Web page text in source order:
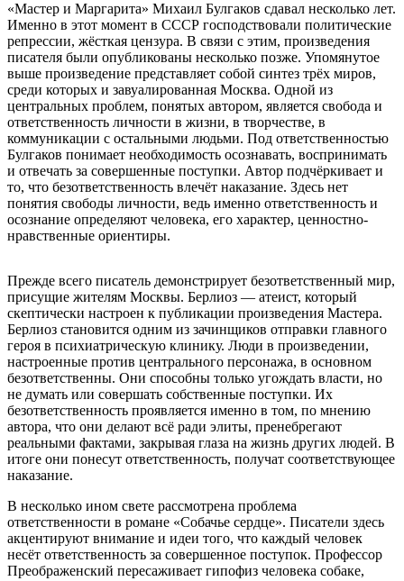
«Мастер и Маргарита» Михаил Булгаков сдавал несколько лет.
Именно в этот момент в СССР господствовали политические
репрессии, жёсткая цензура. В связи с этим, произведения
писателя были опубликованы несколько позже. Упомянутое
выше произведение представляет собой синтез трёх миров,
среди которых и завуалированная Москва. Одной из
центральных проблем, понятых автором, является свобода и
ответственность личности в жизни, в творчестве, в
коммуникации с остальными людьми. Под ответственностью
Булгаков понимает необходимость осознавать, воспринимать
и отвечать за совершенные поступки. Автор подчёркивает и
то, что безответственность влечёт наказание. Здесь нет
понятия свободы личности, ведь именно ответственность и
осознание определяют человека, его характер, ценностно-
нравственные ориентиры.
Прежде всего писатель демонстрирует безответственный мир,
присущие жителям Москвы. Берлиоз — атеист, который
скептически настроен к публикации произведения Мастера.
Берлиоз становится одним из зачинщиков отправки главного
героя в психиатрическую клинику. Люди в произведении,
настроенные против центрального персонажа, в основном
безответственны. Они способны только угождать власти, но
не думать или совершать собственные поступки. Их
безответственность проявляется именно в том, по мнению
автора, что они делают всё ради элиты, пренебрегают
реальными фактами, закрывая глаза на жизнь других людей. В
итоге они понесут ответственность, получат соответствующее
наказание.
В несколько ином свете рассмотрена проблема
ответственности в романе «Собачье сердце». Писатели здесь
акцентируют внимание и идеи того, что каждый человек
несёт ответственность за совершенное поступок. Профессор
Преображенский пересаживает гипофиз человека собаке,